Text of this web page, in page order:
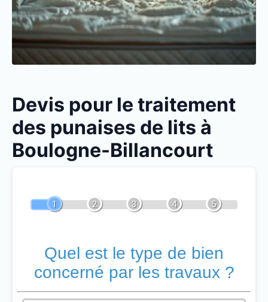
Devis pour le traitement
des punaises de lits à
Boulogne-Billancourt
1 2 3 4 5
Quel est le type de bien
concerné par les travaux ?